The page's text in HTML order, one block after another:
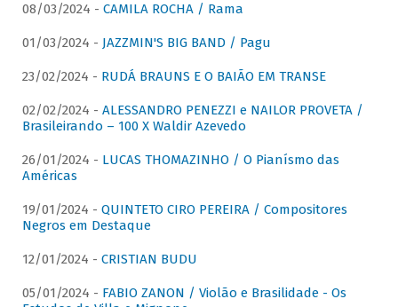
08/03/2024 - CAMILA ROCHA / Rama
01/03/2024 - JAZZMIN'S BIG BAND / Pagu
23/02/2024 - RUDÁ BRAUNS E O BAIÃO EM TRANSE
02/02/2024 - ALESSANDRO PENEZZI e NAILOR PROVETA /
Brasileirando – 100 X Waldir Azevedo
26/01/2024 - LUCAS THOMAZINHO / O Pianísmo das
Américas
19/01/2024 - QUINTETO CIRO PEREIRA / Compositores
Negros em Destaque
12/01/2024 - CRISTIAN BUDU
05/01/2024 - FABIO ZANON / Violão e Brasilidade - Os